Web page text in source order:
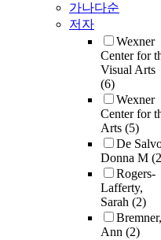
가나다순
저자
Wexner
Center for
Visual Arts
(6)
Wexner
Center for
Arts (5)
De
Donna M
Rogers-
Lafferty,
Sarah (2)
Bremner,
Ann (2)